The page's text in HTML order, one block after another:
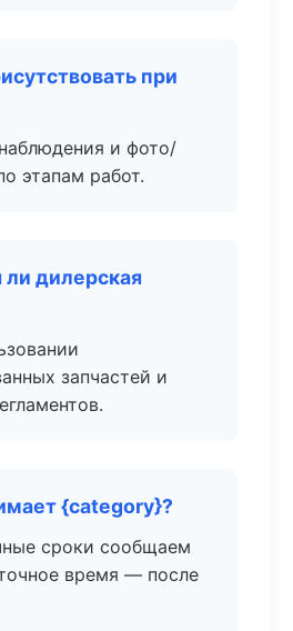
при
и фото/
этапам работ.
ли дилерская
запчастей и
{category}?
сроки сообщаем
время — после